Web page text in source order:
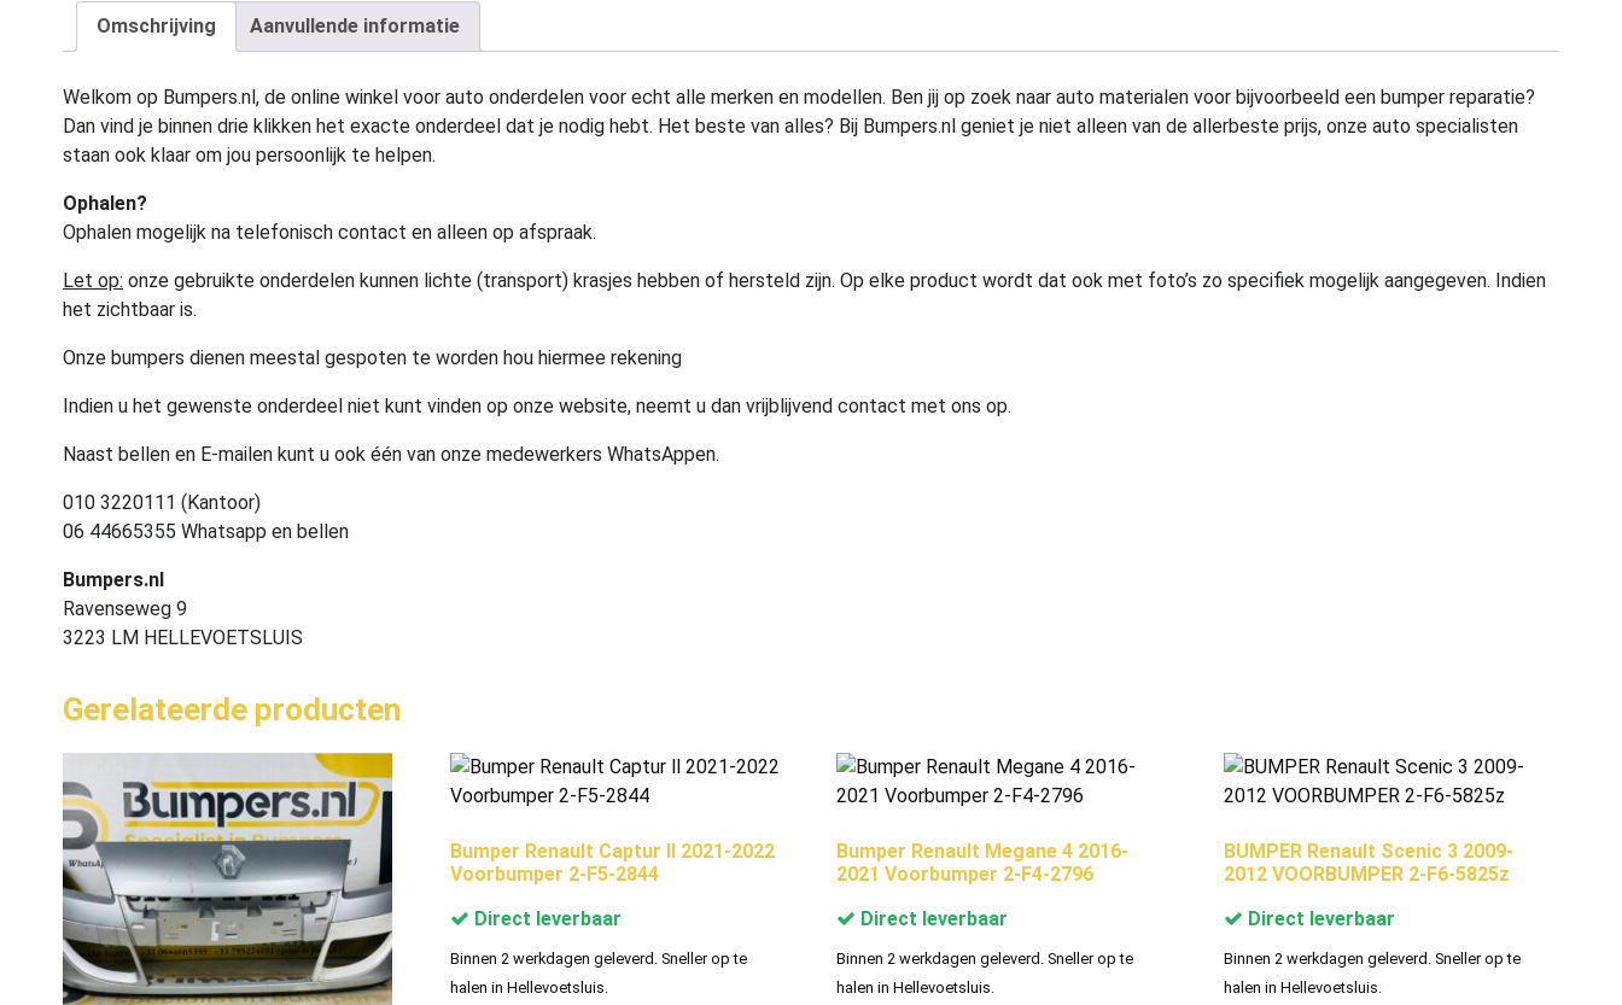
Omschrijving Aanvullende informatie
Welkom op Bumpers.nl, de online winkel voor auto onderdelen voor echt alle merken en modellen. Ben jij op zoek naar auto materialen voor bijvoorbeeld een bumper reparatie?
Dan vind je binnen drie klikken het exacte onderdeel dat je nodig hebt. Het beste van alles? Bij Bumpers.nl geniet je niet alleen van de allerbeste prijs, onze auto specialisten
staan ook klaar om jou persoonlijk te helpen.
Ophalen?
Ophalen mogelijk na telefonisch contact en alleen op afspraak.
Let op: onze gebruikte onderdelen kunnen lichte (transport) krasjes hebben of hersteld zijn. Op elke product wordt dat ook met foto’s zo specifiek mogelijk aangegeven. Indien
het zichtbaar is.
Onze bumpers dienen meestal gespoten te worden hou hiermee rekening
Indien u het gewenste onderdeel niet kunt vinden op onze website, neemt u dan vrijblijvend contact met ons op.
Naast bellen en E-mailen kunt u ook één van onze medewerkers WhatsAppen.
010 3220111 (Kantoor)
06 44665355 Whatsapp en bellen
Bumpers.nl
Ravenseweg 9
3223 LM HELLEVOETSLUIS
Gerelateerde producten
Bumper Renault Captur ll 2021-2022
Voorbumper 2-F5-2844
Direct leverbaar
Binnen 2 werkdagen geleverd. Sneller op te
halen in Hellevoetsluis.
Bumper Renault Megane 4 2016-
2021 Voorbumper 2-F4-2796
Direct leverbaar
Binnen 2 werkdagen geleverd. Sneller op te
halen in Hellevoetsluis.
BUMPER Renault Scenic 3 2009-
2012 VOORBUMPER 2-F6-5825z
Direct leverbaar
Binnen 2 werkdagen geleverd. Sneller op te
halen in Hellevoetsluis.